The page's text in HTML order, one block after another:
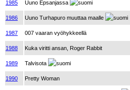
1985 Uuno Epsanjassa
1986 Uuno Turhapuro muuttaa maalle
1987 007 vaaran vyöhykkeellä
1988 Kuka viritti ansan, Roger Rabbit
1989 Talvisota
1990 Pretty Woman